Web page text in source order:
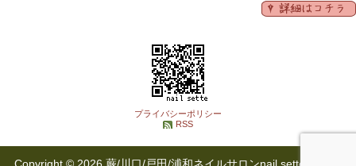
プライバシーポリシー
RSS